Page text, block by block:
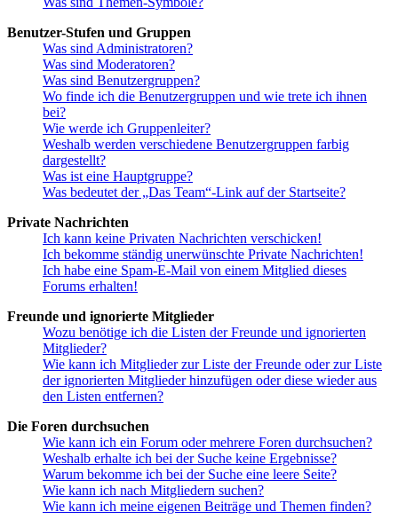
Benutzer-Stufen und Gruppen
Was sind Administratoren?
Was sind Moderatoren?
Was sind Benutzergruppen?
Wo finde ich die Benutzergruppen und wie trete ich ihnen
bei?
Wie werde ich Gruppenleiter?
Weshalb werden verschiedene Benutzergruppen farbig
dargestellt?
Was ist eine Hauptgruppe?
Was bedeutet der „Das Team“-Link auf der Startseite?
Private Nachrichten
Ich kann keine Privaten Nachrichten verschicken!
Ich bekomme ständig unerwünschte Private Nachrichten!
Ich habe eine Spam-E-Mail von einem Mitglied dieses
Forums erhalten!
Freunde und ignorierte Mitglieder
Wozu benötige ich die Listen der Freunde und ignorierten
Mitglieder?
Wie kann ich Mitglieder zur Liste der Freunde oder zur Liste
der ignorierten Mitglieder hinzufügen oder diese wieder aus
den Listen entfernen?
Die Foren durchsuchen
Wie kann ich ein Forum oder mehrere Foren durchsuchen?
Weshalb erhalte ich bei der Suche keine Ergebnisse?
Warum bekomme ich bei der Suche eine leere Seite?
Wie kann ich nach Mitgliedern suchen?
Wie kann ich meine eigenen Beiträge und Themen finden?